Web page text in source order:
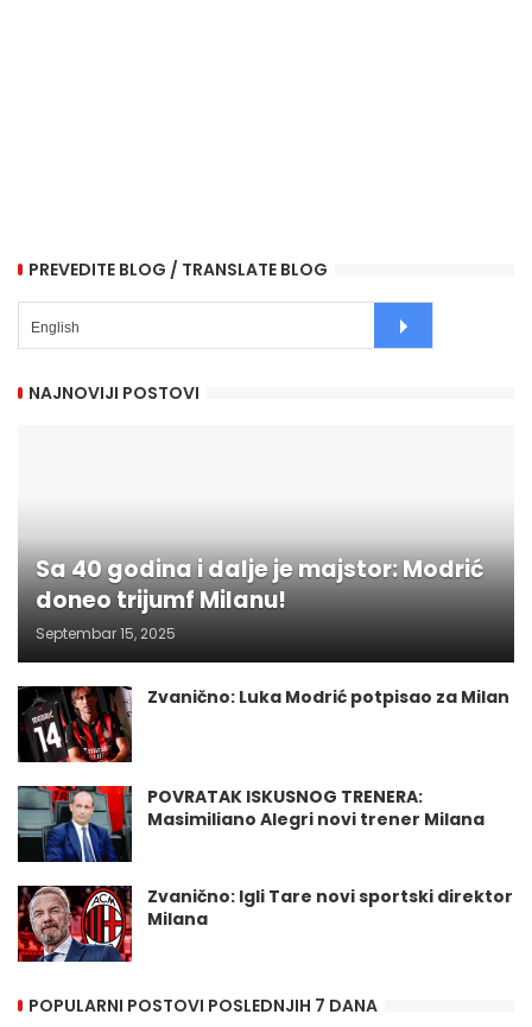
PREVEDITE BLOG / TRANSLATE BLOG
NAJNOVIJI POSTOVI
Sa 40 godina i dalje je majstor: Modrić
doneo trijumf Milanu!
Septembar 15, 2025
Zvanično: Luka Modrić potpisao za Milan
POVRATAK ISKUSNOG TRENERA:
Masimiliano Alegri novi trener Milana
Zvanično: Igli Tare novi sportski direktor
Milana
POPULARNI POSTOVI POSLEDNJIH 7 DANA